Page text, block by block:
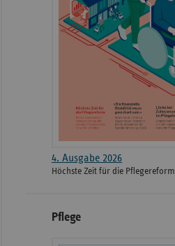
4. Ausgabe 2026
Höchste Zeit für die Pflegereform
Pflege